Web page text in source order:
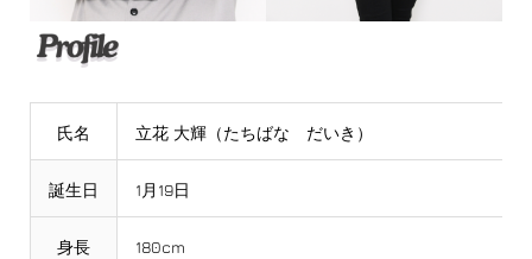
氏名 立花 大輝（たちばな だいき）
誕生日 1月19日
身長 180cm